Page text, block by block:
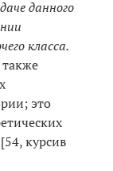
данного
класса.
это
курсив